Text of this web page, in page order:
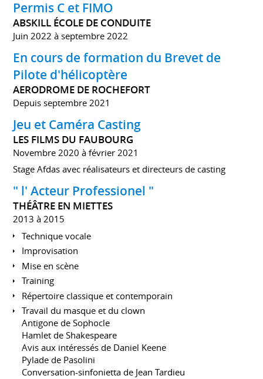
Permis C et FIMO
ABSKILL ÉCOLE DE CONDUITE
Juin 2022 à septembre 2022
En cours de formation du Brevet de
Pilote d'hélicoptère
AERODROME DE ROCHEFORT
Depuis septembre 2021
Jeu et Caméra Casting
LES FILMS DU FAUBOURG
Novembre 2020 à février 2021
Stage Afdas avec réalisateurs et directeurs de casting
" l' Acteur Professionel "
THÉÂTRE EN MIETTES
2013 à 2015
Technique vocale
Improvisation
Mise en scène
Training
Répertoire classique et contemporain
Travail du masque et du clown
Antigone de Sophocle
Hamlet de Shakespeare
Avis aux intéressés de Daniel Keene
Pylade de Pasolini
Conversation-sinfonietta de Jean Tardieu